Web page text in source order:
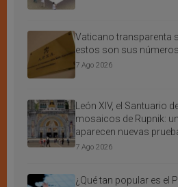
Vaticano transparenta
estos son sus
7 Ago 2026
León XIV, el Santuario
mosaicos de Rupnik:
aparecen nuevas
7 Ago 2026
¿Qué tan popular es el